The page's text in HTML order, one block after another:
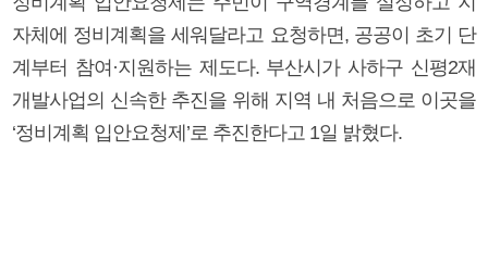
자체에 정비계획을 세워달라고 요청하면, 공공이 초기 단
계부터 참여·지원하는 제도다. 부산시가 사하구 신평2재
개발사업의 신속한 추진을 위해 지역 내 처음으로 이곳을
‘정비계획 입안요청제’로 추진한다고 1일 밝혔다.